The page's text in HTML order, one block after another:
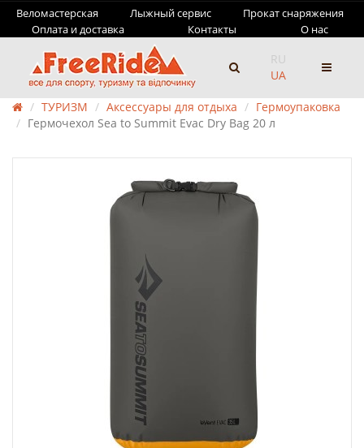
Веломастерская Лыжный сервис
Прокат снаряжения
Оплата и доставка
Контакты О нас
RU
UA
ТУРИЗМ Аксессуары для отдыха
Гермоупаковка
Гермочехол Sea to Summit Evac Dry Bag 20 л